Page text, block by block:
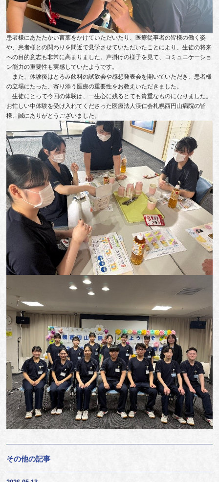
患者様にあたたかい言葉をかけていただいたり、医療従事者の皆様の働く姿
や、患者様との関わりを間近で見学させていただいたことにより、生徒の将来
への目的意志も非常に高まりました。声掛けの様子を見て、コミュニケーショ
ン能力の重要性も実感していたようです。
また、体験後はとろみ飲料の試飲会や感想発表会を開いていただき、患者様
の立場にたった、寄り添う医療の重要性をお教えいただきました。
生徒にとって今回の体験は、一生心に残るとても貴重なものになりました。
お忙しい中体験を受け入れてくださった医療法人渓仁会札幌西円山病院の皆
様、誠にありがとうございました。
その他の記事